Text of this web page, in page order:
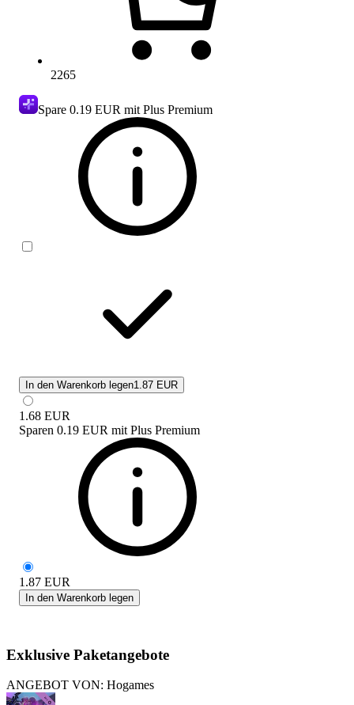
2265
Spare 0.19 EUR mit Plus Premium
In den Warenkorb legen1.87 EUR
1.68 EUR
Sparen 0.19 EUR mit Plus Premium
1.87 EUR
In den Warenkorb legen
Exklusive Paketangebote
ANGEBOT VON: Hogames